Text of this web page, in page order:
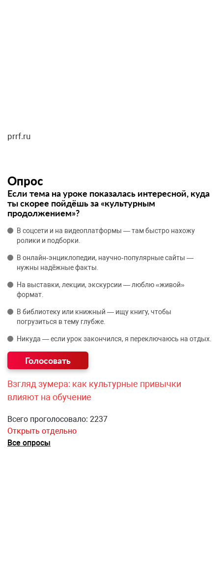
prrf.ru
Опрос
Если тема на уроке показалась интересной, куда
ты скорее пойдёшь за «культурным
продолжением»?
В соцсети и на видеоплатформы — там быстро нахожу
ролики и подборки.
В онлайн‑энциклопедии, научно‑популярные сайты —
нужны надёжные факты.
На выставки, лекции, экскурсии — люблю «живой»
формат.
В библиотеку или книжный — ищу книгу, чтобы
погрузиться в тему глубже.
Никуда — если урок закончился, я переключаюсь на отдых.
Взгляд зумера: как культурные привычки
влияют на обучение
Всего проголосовало: 2237
Открыть отдельно
Все опросы